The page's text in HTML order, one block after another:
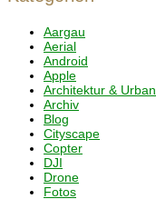
Aargau
Aerial
Android
Apple
Architektur & Urban
Archiv
Blog
Cityscape
Copter
DJI
Drone
Fotos